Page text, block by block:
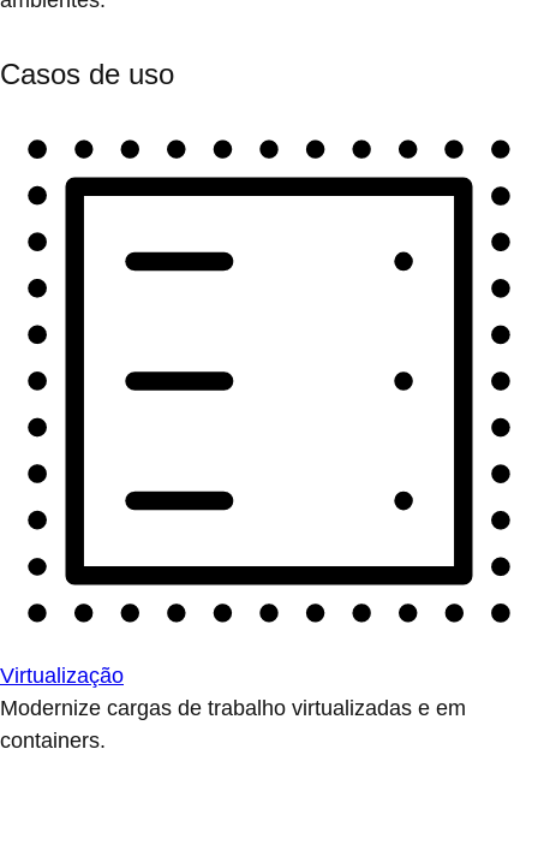
Casos de uso
Virtualização
Modernize cargas de trabalho virtualizadas e em
containers.